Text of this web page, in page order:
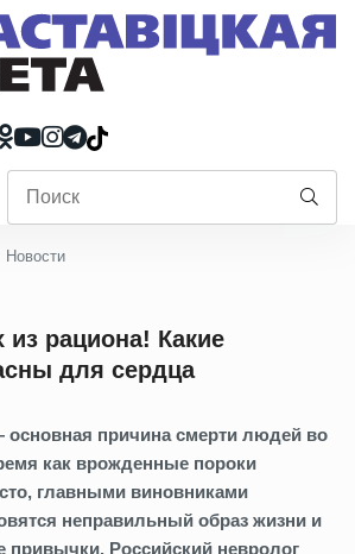
Новости
из рациона! Какие
для сердца
основная причина смерти людей во
как врожденные пороки
главными виновниками
неправильный образ жизни и
Российский невролог